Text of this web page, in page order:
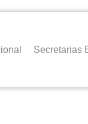
Secretarias